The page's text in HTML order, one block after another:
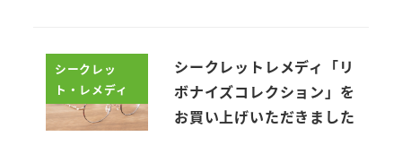
シークレッ
ト・レメディ
シークレットレメディ「リ
ボナイズコレクション」を
お買い上げいただきました